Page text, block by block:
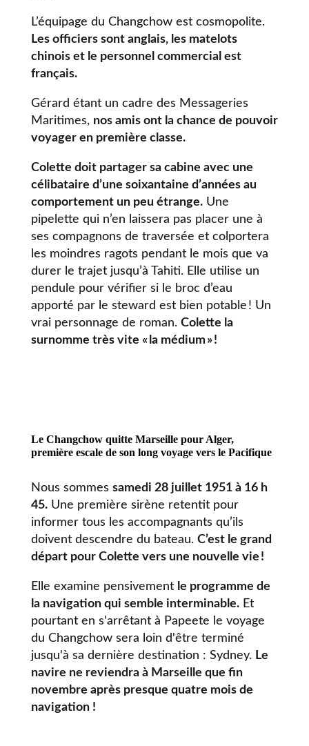
L’équipage du Changchow est cosmopolite.
Les officiers sont anglais, les matelots
chinois et le personnel commercial est
français.
Gérard étant un cadre des Messageries
Maritimes, nos amis ont la chance de pouvoir
voyager en première classe.
Colette doit partager sa cabine avec une
célibataire d’une soixantaine d’années au
comportement un peu étrange.Une
pipelette qui n’en laissera pas placer une à
ses compagnons de traversée et colportera
les moindres ragots pendant le mois que va
durer le trajet jusqu’à Tahiti. Elle utilise un
pendule pour vérifier si le broc d’eau
apporté par le steward est bien potable ! Un
vrai personnage de roman. Colette la
surnomme très vite « la médium » !
Le Changchow quitte Marseille pour Alger,
première escale de son long voyage vers le Pacifique
Nous sommes samedi 28 juillet 1951 à 16 h
45.Une première sirène retentit pour
informer tous les accompagnants qu’ils
doivent descendre du bateau. C’est le grand
départ pour Colette vers une nouvelle vie !
Elle examine pensivement le programme de
la navigation qui semble interminable.Et
pourtant en s'arrêtant à Papeete le voyage
du Changchow sera loin d'être terminé
jusqu'à sa dernière destination : Sydney. Le
navire ne reviendra à Marseille que fin
novembre après presque quatre mois de
navigation !